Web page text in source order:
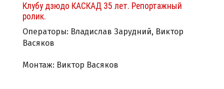
Клубу дзюдо КАСКАД 35 лет. Репортажный
ролик.
Операторы: Владислав Зарудний, Виктор
Васяков
Монтаж: Виктор Васяков